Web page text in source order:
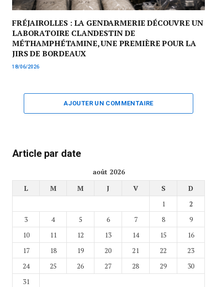
FRÉJAIROLLES : LA GENDARMERIE DÉCOUVRE UN
LABORATOIRE CLANDESTIN DE
MÉTHAMPHÉTAMINE, UNE PREMIÈRE POUR LA
JIRS DE BORDEAUX
18/06/2026
AJOUTER UN COMMENTAIRE
Article par date
août 2026
L
M M J V S
D
1
2
3
4 5 6 7 8
9
10
11 12 13 14 15
16
17
18 19 20 21 22
23
24
25 26 27 28 29
30
31